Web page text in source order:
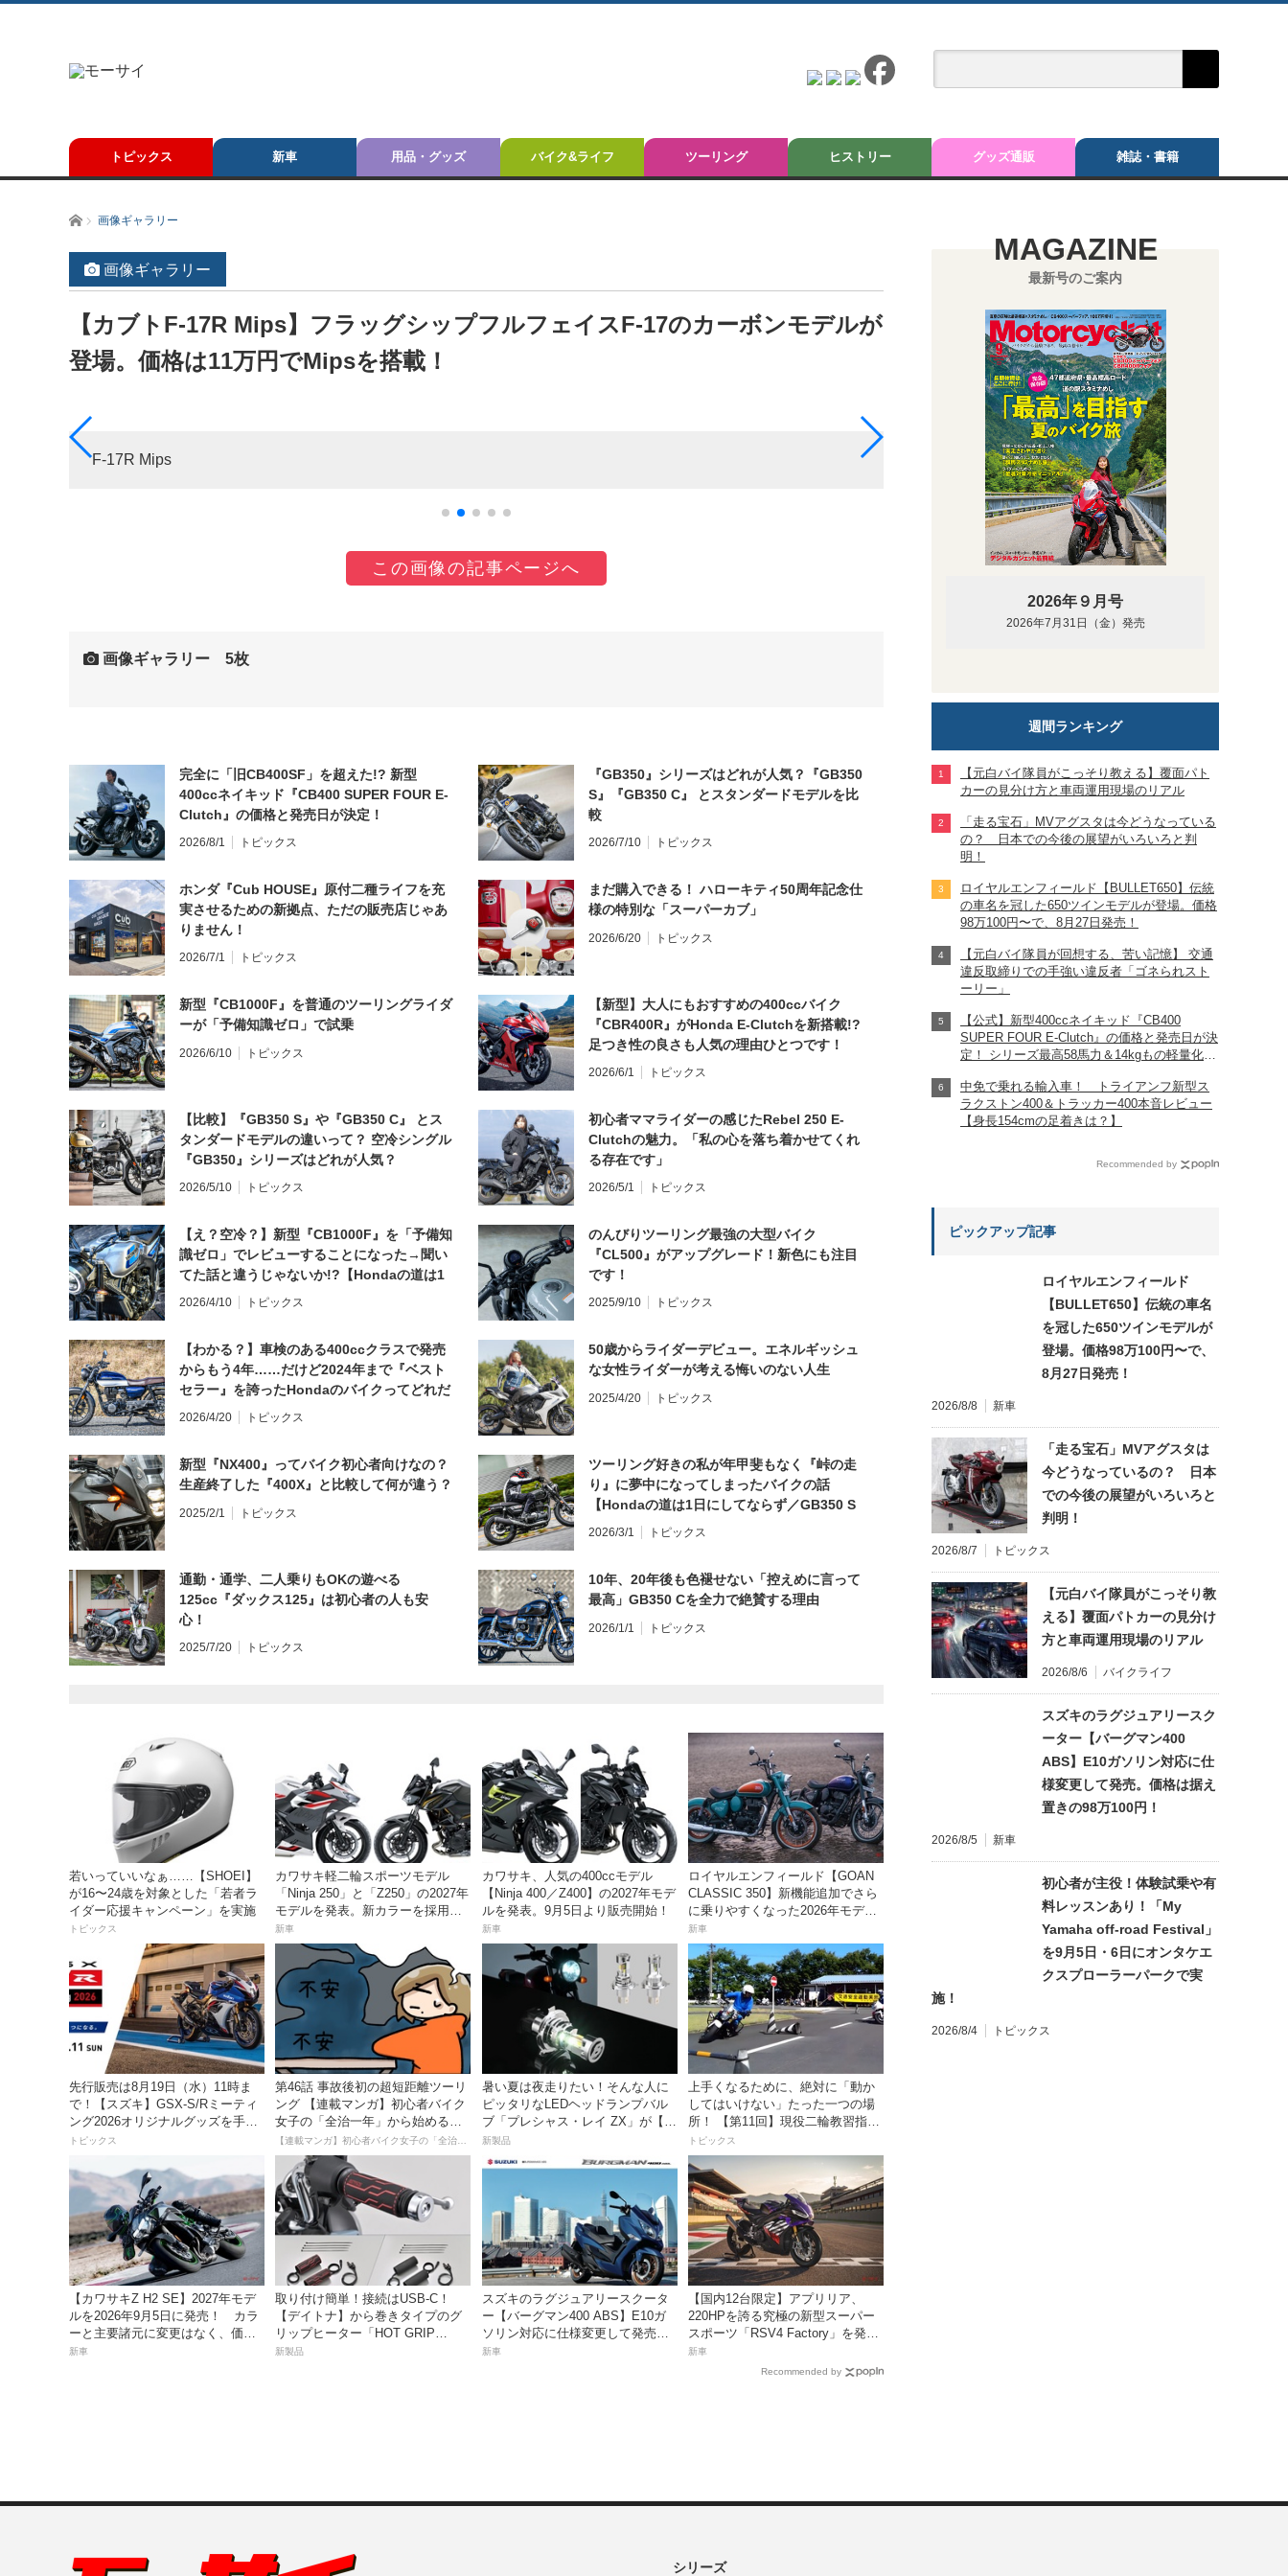
トピックス 新車 用品・グッズ バイク&ライフ ツーリング ヒストリー グッズ通販 雑誌・書籍
ホーム画像ギャラリー
画像ギャラリー
【カブトF-17R Mips】フラッグシップフルフェイスF-17のカーボンモデルが
登場。価格は11万円でMipsを搭載！
F-17R Mips F-17R Mips
この画像の記事ページへ
画像ギャラリー 5枚
完全に「旧CB400SF」を超えた!? 新型
400ccネイキッド『CB400 SUPER FOUR E-
Clutch』の価格と発売日が決定！
2026/8/1 トピックス
『GB350』シリーズはどれが人気？『GB350
S』『GB350 C』 とスタンダードモデルを比
較
2026/7/10 トピックス
ホンダ『Cub HOUSE』原付二種ライフを充
実させるための新拠点、ただの販売店じゃあ
りません！
2026/7/1 トピックス
まだ購入できる！ ハローキティ50周年記念仕
様の特別な「スーパーカブ」
2026/6/20 トピックス
新型『CB1000F』を普通のツーリングライダ
ーが「予備知識ゼロ」で試乗
2026/6/10 トピックス
【新型】大人にもおすすめの400ccバイク
『CBR400R』がHonda E-Clutchを新搭載!?
足つき性の良さも人気の理由ひとつです！
2026/6/1 トピックス
【比較】『GB350 S』や『GB350 C』 とス
タンダードモデルの違いって？ 空冷シングル
『GB350』シリーズはどれが人気？
2026/5/10 トピックス
初心者ママライダーの感じたRebel 250 E-
Clutchの魅力。「私の心を落ち着かせてくれ
る存在です」
2026/5/1 トピックス
【え？空冷？】新型『CB1000F』を「予備知
識ゼロ」でレビューすることになった→聞い
てた話と違うじゃないか!?【Hondaの道は1
日にしてならず／CB1000F ①第一印象 編】
2026/4/10 トピックス
のんびりツーリング最強の大型バイク
『CL500』がアップグレード！新色にも注目
です！
2025/9/10 トピックス
【わかる？】車検のある400ccクラスで発売
からもう4年……だけど2024年まで『ベスト
セラー』を誇ったHondaのバイクってどれだ
と思う？
2026/4/20 トピックス
50歳からライダーデビュー。エネルギッシュ
な女性ライダーが考える悔いのない人生
2025/4/20 トピックス
新型『NX400』ってバイク初心者向けなの？
生産終了した『400X』と比較して何が違う？
2025/2/1 トピックス
ツーリング好きの私が年甲斐もなく『峠の走
り』に夢中になってしまったバイクの話
【Hondaの道は1日にしてならず／GB350 S
インプレ・レビュー 前編】
2026/3/1 トピックス
通勤・通学、二人乗りもOKの遊べる
125cc『ダックス125』は初心者の人も安
心！
2025/7/20 トピックス
10年、20年後も色褪せない「控えめに言って
最高」GB350 Cを全力で絶賛する理由
2026/1/1 トピックス
若いっていいなぁ……【SHOEI】
が16〜24歳を対象とした「若者ラ
イダー応援キャンペーン」を実施
トピックス
カワサキ軽二輪スポーツモデル
「Ninja 250」と「Z250」の2027年
モデルを発表。新カラーを採用し9
月5日より発売！
新車
カワサキ、人気の400ccモデル
【Ninja 400／Z400】の2027年モデ
ルを発表。9月5日より販売開始！
新車
ロイヤルエンフィールド【GOAN
CLASSIC 350】新機能追加でさら
に乗りやすくなった2026年モデル
は、価格80万800円〜で7月31日発
売！
新車
先行販売は8月19日（水）11時ま
で！【スズキ】GSX-S/Rミーティ
ング2026オリジナルグッズを手に
入れよう！
トピックス
第46話 事故後初の超短距離ツーリ
ング 【連載マンガ】初心者バイク
女子の「全治一年」から始める起
死回生日記
暑い夏は夜走りたい！そんな人に
ピッタリなLEDヘッドランプバル
ブ「プレシャス・レイ ZX」が【デ
イトナ】から登場
新製品
上手くなるために、絶対に「動か
してはいけない」たった一つの場
所！ 【第11回】現役二輪教習指導
員YouTuberばくのライテク講座
トピックス
【カワサキZ H2 SE】2027年モデ
ルを2026年9月5日に発売！ カラ
ーと主要諸元に変更はなく、価格
は据え置きの247万5000円！
新車
取り付け簡単！接続はUSB-C！
【デイトナ】から巻きタイプのグ
リップヒーター「HOT GRIP
WRAP HEAT」が登場
新製品
スズキのラグジュアリースクータ
ー【バーグマン400 ABS】E10ガ
ソリン対応に仕様変更して発売。
価格は据え置きの98万100円！
新車
【国内12台限定】アプリリア、
220HPを誇る究極の新型スーパー
スポーツ「RSV4 Factory」を発
売。価格363万円！
新車
Recommended by
MAGAZINE
最新号のご案内
2026年９月号
2026年7月31日（金）発売
週間ランキング
【元白バイ隊員がこっそり教える】覆面パト
カーの見分け方と車両運用現場のリアル
「走る宝石」MVアグスタは今どうなっている
の？ 日本での今後の展望がいろいろと判
明！
ロイヤルエンフィールド【BULLET650】伝統
の車名を冠した650ツインモデルが登場。価格
98万100円〜で、8月27日発売！
【元白バイ隊員が回想する、苦い記憶】 交通
違反取締りでの手強い違反者「ゴネられスト
ーリー」
【公式】新型400ccネイキッド『CB400
SUPER FOUR E-Clutch』の価格と発売日が決
定！ シリーズ最高58馬力＆14kgもの軽量化!?
【Honda2026新車ニュース】
中免で乗れる輸入車！ トライアンフ新型ス
ラクストン400＆トラッカー400本音レビュー
【身長154cmの足着きは？】
Recommended by
ピックアップ記事
ロイヤルエンフィールド
【BULLET650】伝統の車名
を冠した650ツインモデルが
登場。価格98万100円〜で、
8月27日発売！
2026/8/8 新車
「走る宝石」MVアグスタは
今どうなっているの？ 日本
での今後の展望がいろいろと
判明！
2026/8/7 トピックス
【元白バイ隊員がこっそり教
える】覆面パトカーの見分け
方と車両運用現場のリアル
2026/8/6 バイクライフ
スズキのラグジュアリースク
ーター【バーグマン400
ABS】E10ガソリン対応に仕
様変更して発売。価格は据え
置きの98万100円！
2026/8/5 新車
初心者が主役！体験試乗や有
料レッスンあり！「My
Yamaha off-road Festival」
を9月5日・6日にオンタケエ
クスプローラーパークで実
施！
2026/8/4 トピックス
シリーズ